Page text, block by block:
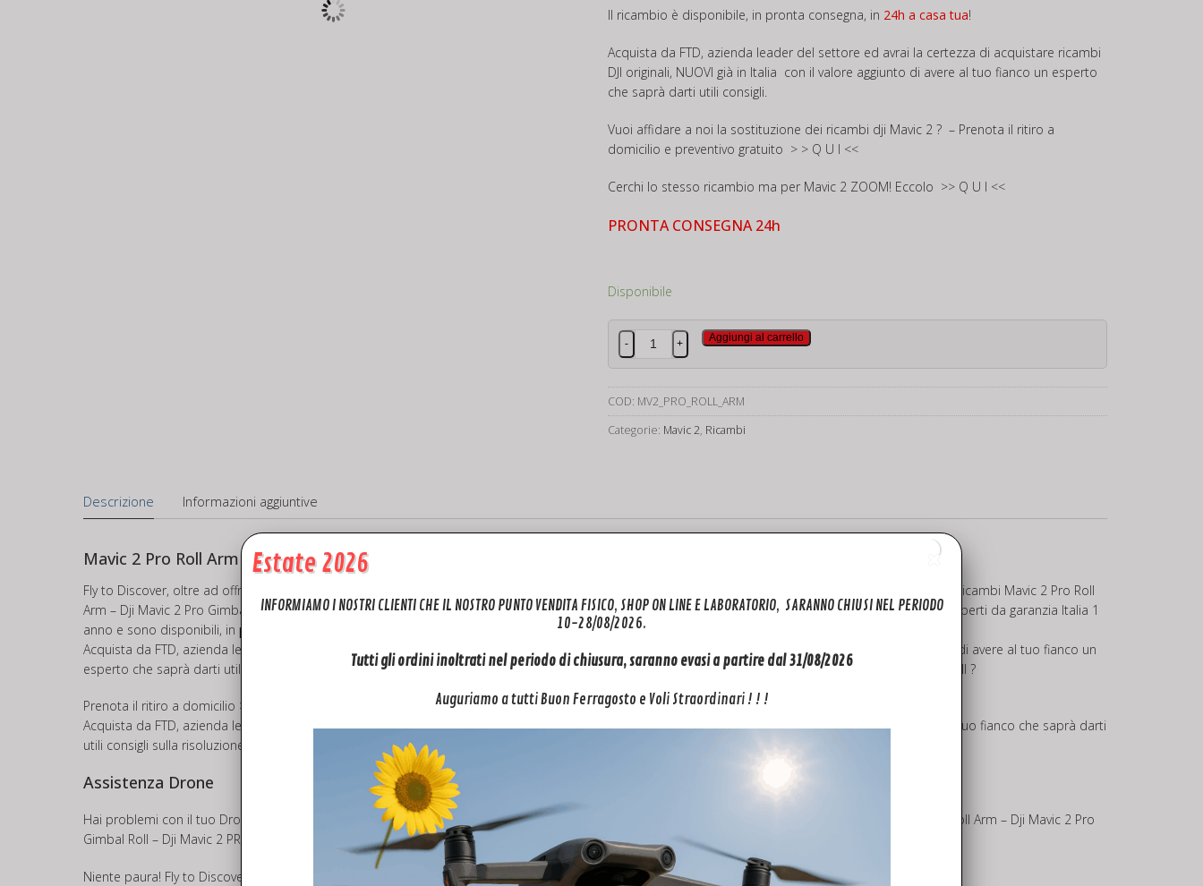
Il ricambio è disponibile, in pronta consegna, in 24h a casa tua!
Acquista da FTD, azienda leader del settore ed avrai la certezza di acquistare ricambi
DJI originali, NUOVI già in Italia con il valore aggiunto di avere al tuo fianco un esperto
che saprà darti utili consigli.
Vuoi affidare a noi la sostituzione dei ricambi dji Mavic 2 ? – Prenota il ritiro a
domicilio e preventivo gratuito > > Q U I <<
Cerchi lo stesso ricambio ma per Mavic 2 ZOOM! Eccolo >> Q U I <<
PRONTA CONSEGNA 24h
Disponibile
Dji
Mavic
PRO
Gimbal
Roll
- +
Aggiungi al carrello
COD: MV2_PRO_ROLL_ARM
Categorie: Mavic 2, Ricambi
Descrizione Informazioni aggiuntive
Mavic 2 Pro Roll Arm – Dji Mavic 2 Pro Gimbal Roll – Dji Mavic2 PRO Braccio Roll
Fly to Discover, oltre ad offrire un impeccabile servizio di assistenza dji e per i marchi più quotati del mercato, mette a disposizione una vasta scelta di ricambi Mavic 2 Pro Roll
Arm – Dji Mavic 2 Pro Gimbal Roll – Dji Mavic 2 PRO Braccio Roll , sono distribuiti e installati dal nostro centro assistenza dji. I ricambi dji Mavic 2 sono coperti da garanzia Italia 1
anno e sono disponibili, in pronta consegna
Acquista da FTD, azienda leader del settore ed avrai la certezza di acquistare ricambi DJI originali, già in Italia quindi in pronta consegna con la certezza di avere al tuo fianco un
esperto che saprà darti utili consigli. Vuoi affidare a noi la sostituzione del Mavic 2 Pro Roll Arm – Dji Mavic 2 Pro Gimbal Roll – Dji Mavic2 PRO Braccio Roll ?
Prenota il ritiro a domicilio > > Q U I <<
Acquista da FTD, azienda leader del settore ed avrai la certezza di acquistare ricambi dji originali, già in Italia quindi in pronta consegna e un esperto al tuo fianco che saprà darti
utili consigli sulla risoluzione dei tuoi problemi tecnici.
Assistenza Drone
Hai problemi con il tuo Drone o Controller e vuoi inviarcelo per assistenza, revisione o semplicemente per un controllo o sostituzione del Mavic 2 Pro Roll Arm – Dji Mavic 2 Pro
Gimbal Roll – Dji Mavic 2 PRO Braccio Roll
Niente paura! Fly to Discover offre il servizio di ASSISTENZA DRONEper i marchi DJI, PARROT, Sweelpro, HUBSAN.
Estate 2026
INFORMIAMO I NOSTRI CLIENTI CHE IL NOSTRO PUNTO VENDITA FISICO, SHOP ON LINE E LABORATORIO, SARANNO CHIUSI NEL PERIODO
10-28/08/2026.
Tutti gli ordini inoltrati nel periodo di chiusura, saranno evasi a partire dal 31/08/2026
Auguriamo a tutti Buon Ferragosto e Voli Straordinari ! ! !